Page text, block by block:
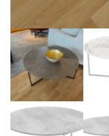
MATELAS
LITS
CADRES
TÊTES DE
LITS FIXES
MEUBLES DE